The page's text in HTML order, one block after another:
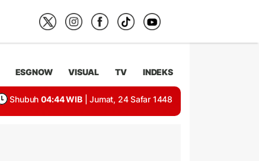
ESGNOW VISUAL TV INDEKS
Shubuh 04:44 WIB | Jumat, 24 Safar 1448